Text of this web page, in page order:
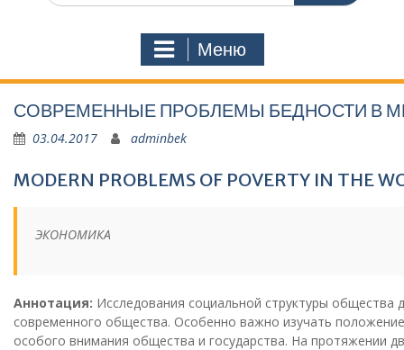
Меню
СОВРЕМЕННЫЕ ПРОБЛЕМЫ БЕДНОСТИ В
03.04.2017 adminbek
MODERN PROBLEMS OF POVERTY IN THE
ЭКОНОМИКА
Аннотация: Исследования социальной структуры
современного общества. Особенно важно изучать
особого внимания общества и государства. На протяжении